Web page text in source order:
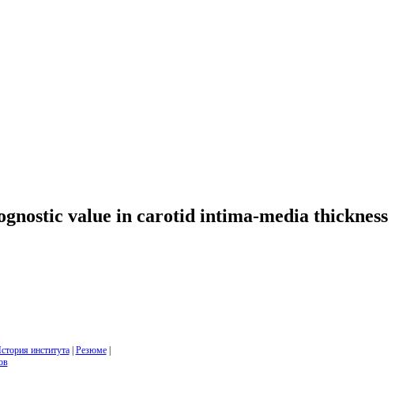
value in carotid intima-media thickness
института| Резюме|